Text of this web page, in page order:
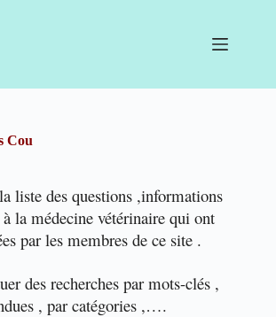
Cou
liste des questions ,informations
la médecine vétérinaire qui ont
par les membres de ce site .
des recherches par mots-clés ,
, par catégories ,….